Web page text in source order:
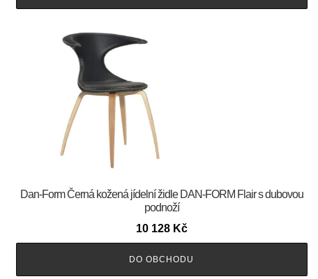
​​​​​Dan-Form Černá kožená jídelní židle DAN-FORM Flair s dubovou
podnoží
10 128 Kč
DO OBCHODU